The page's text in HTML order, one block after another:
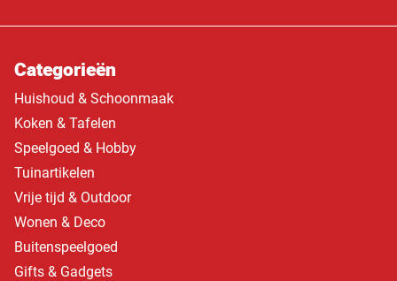
Categorieën
Huishoud & Schoonmaak
Koken & Tafelen
Speelgoed & Hobby
Tuinartikelen
Vrije tijd & Outdoor
Wonen & Deco
Buitenspeelgoed
Gifts & Gadgets